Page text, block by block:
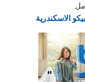
الاسكندرية